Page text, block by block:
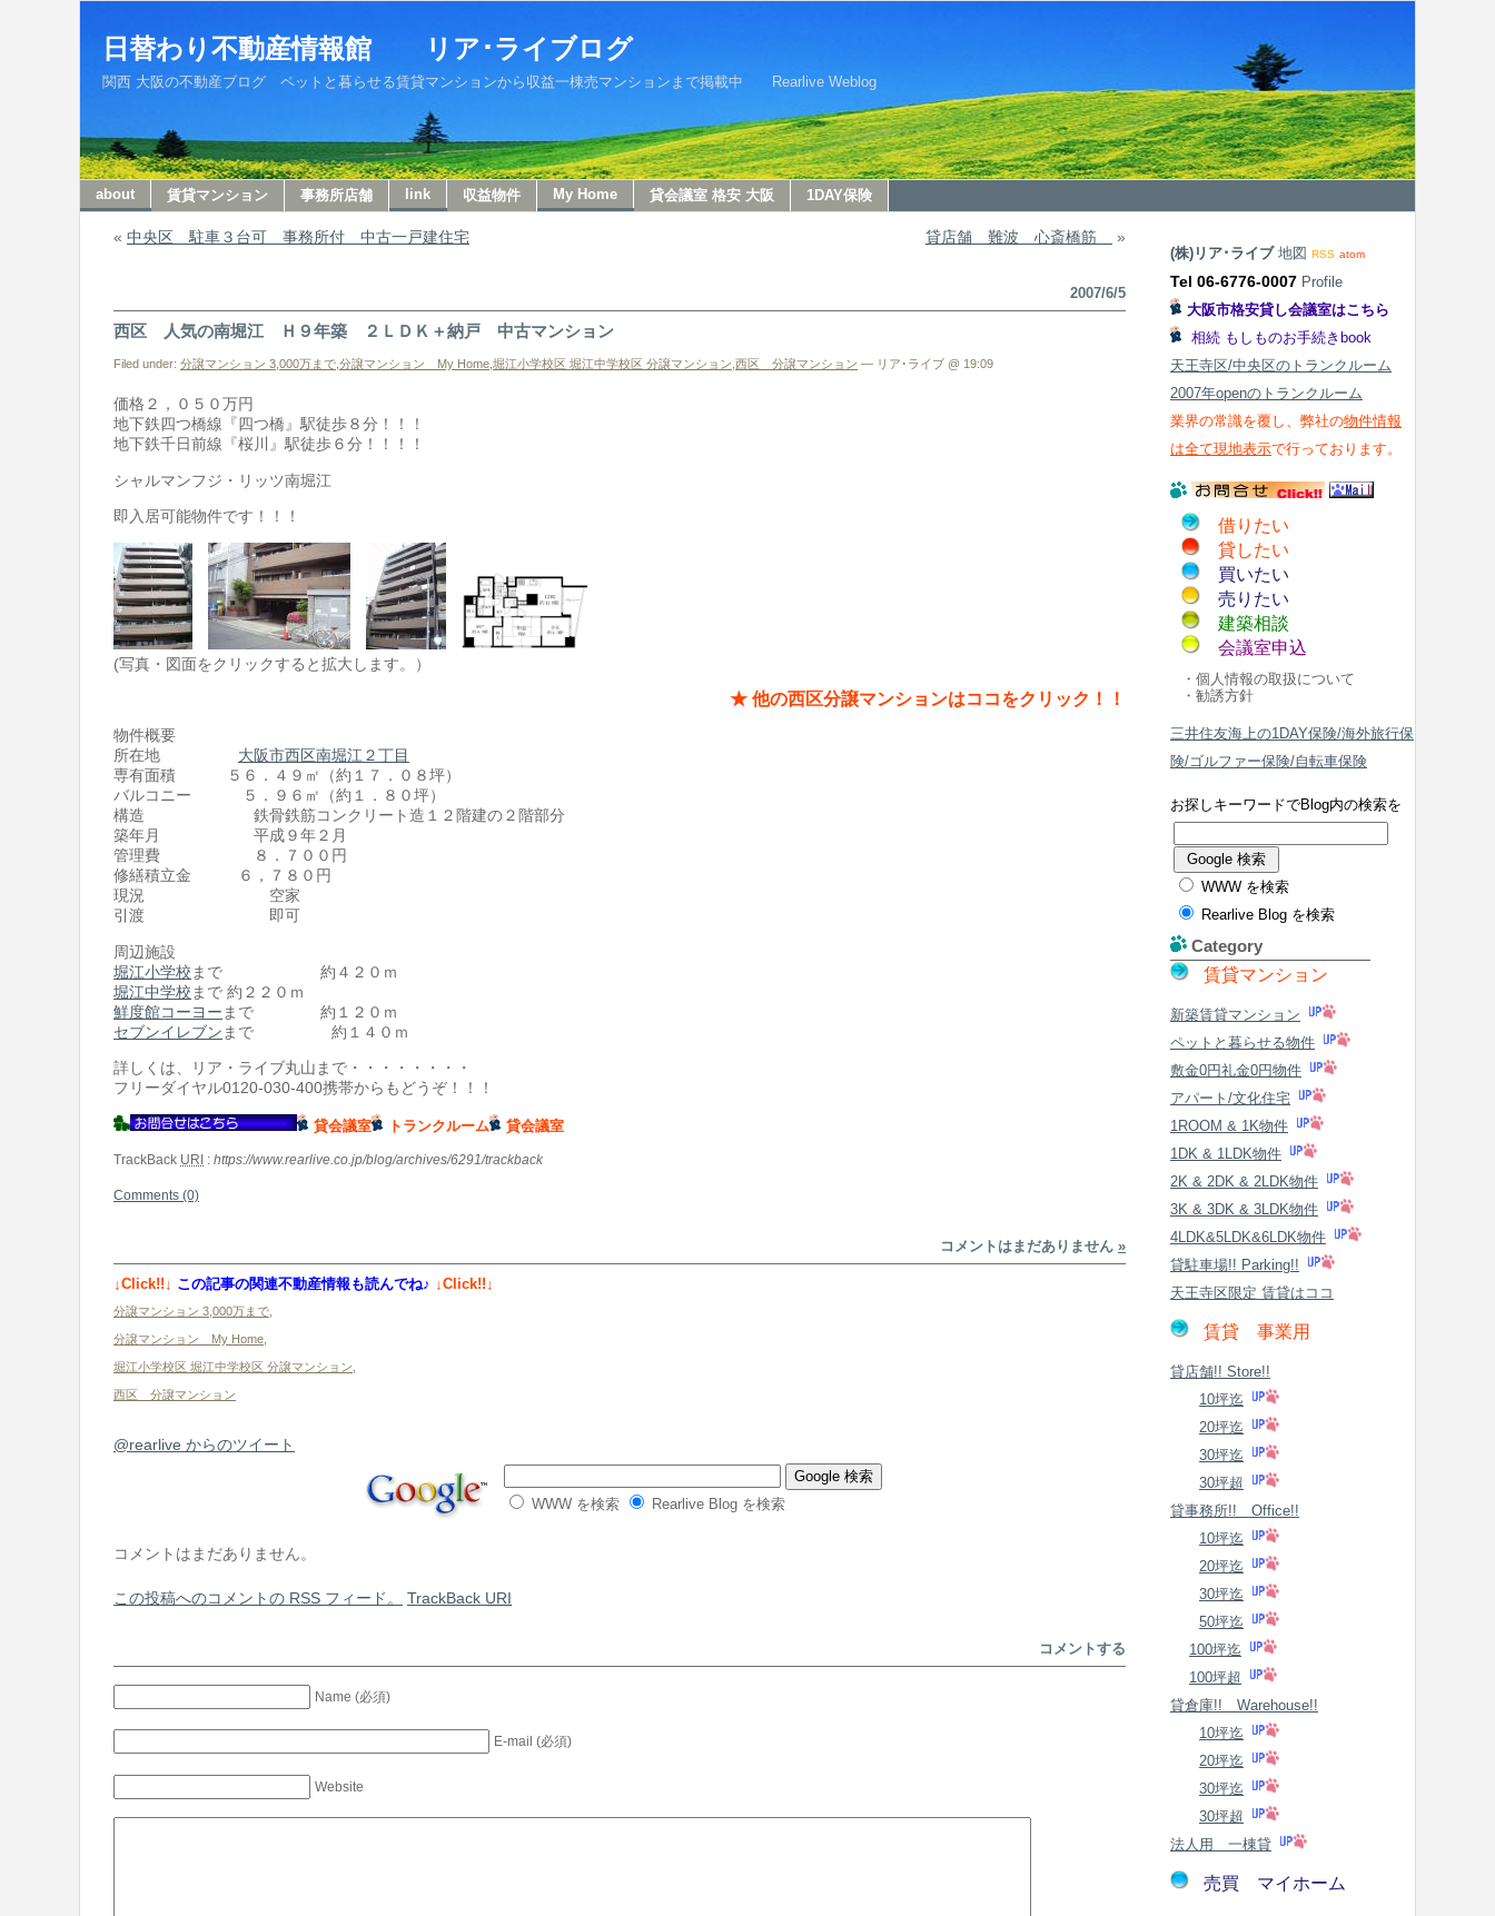
日替わり不動産情報館 リア･ライブログ
関西 大阪の不動産ブログ ペットと暮らせる賃貸マンションから収益一棟売マンションまで掲載中 Rearlive Weblog
about 賃貸マンション 事務所店舗 link 収益物件 My Home 貸会議室 格安 大阪 1DAY保険
« 中央区 駐車３台可 事務所付 中古一戸建住宅 貸店舗 難波 心斎橋筋 »
2007/6/5
西区 人気の南堀江 Ｈ９年築 ２ＬＤＫ＋納戸 中古マンション
Filed under: 分譲マンション 3,000万まで 分譲マンション My Home 堀江小学校区 堀江中学校区 分譲マンション 西区 分譲マンション — リア･ライブ @ 19:09
価格２，０５０万円
地下鉄四つ橋線『四つ橋』駅徒歩８分！！！
地下鉄千日前線『桜川』駅徒歩６分！！！！
シャルマンフジ・リッツ南堀江
即入居可能物件です！！！
(写真・図面をクリックすると拡大します。）
★ 他の西区分譲マンションはココをクリック！！
物件概要
所在地 大阪市西区南堀江２丁目
専有面積 ５６．４９㎡（約１７．０８坪）
バルコニー ５．９６㎡（約１．８０坪）
構造 鉄骨鉄筋コンクリート造１２階建の２階部分
築年月 平成９年２月
管理費 ８．７００円
修繕積立金 ６，７８０円
現況 空家
引渡 即可
周辺施設
堀江小学校 まで 約４２０ｍ
堀江中学校 まで 約２２０ｍ
鮮度館コーヨー まで 約１２０ｍ
セブンイレブン まで 約１４０ｍ
詳しくは、リア・ライブ丸山まで・・・・・・・・
フリーダイヤル0120-030-400携帯からもどうぞ！！！
貸会議室 トランクルーム 貸会議室
TrackBack URI : https://www.rearlive.co.jp/blog/archives/6291/trackback
Comments (0)
コメントはまだありません »
↓Click!!↓ この記事の関連不動産情報も読んでね♪ ↓Click!!↓
分譲マンション 3,000万まで
分譲マンション My Home
堀江小学校区 堀江中学校区 分譲マンション
西区 分譲マンション
@rearlive からのツイート
WWW を検索 Rearlive Blog を検索
コメントはまだありません。
この投稿へのコメントの RSS フィード。 TrackBack URI
コメントする
Name (必須)
E-mail (必須)
Website
(株)リア･ライブ 地図 RSS atom
Tel 06-6776-0007 Profile
大阪市格安貸し会議室はこちら
相続 もしものお手続きbook
天王寺区/中央区のトランクルーム
2007年openのトランクルーム
業界の常識を覆し、弊社の物件情報
は全て現地表示で行っております。
借りたい
貸したい
買いたい
売りたい
建築相談
会議室申込
・個人情報の取扱について
・勧誘方針
三井住友海上の1DAY保険/海外旅行保
険/ゴルファー保険/自転車保険
お探しキーワードでBlog内の検索を
WWW を検索
Rearlive Blog を検索
Category
賃貸マンション
新築賃貸マンション
ペットと暮らせる物件
敷金0円礼金0円物件
アパート/文化住宅
1ROOM & 1K物件
1DK & 1LDK物件
2K & 2DK & 2LDK物件
3K & 3DK & 3LDK物件
4LDK&5LDK&6LDK物件
貸駐車場!! Parking!!
天王寺区限定 賃貸はココ
賃貸 事業用
貸店舗!! Store!!
10坪迄
20坪迄
30坪迄
30坪超
貸事務所!! Office!!
10坪迄
20坪迄
30坪迄
50坪迄
100坪迄
100坪超
貸倉庫!! Warehouse!!
10坪迄
20坪迄
30坪迄
30坪超
法人用 一棟貸
売買 マイホーム